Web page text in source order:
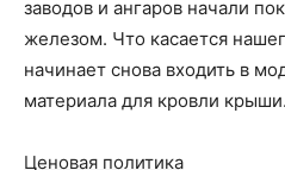
заводов и ангаров начали
железом. Что касается
начинает снова входить в
материала для кровли крыши.
Ценовая политика